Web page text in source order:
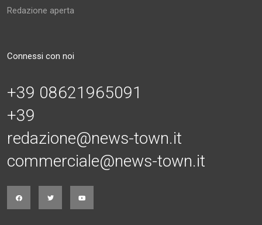
Redazione aperta
Connessi con noi
+39 08621965091
+39
redazione@news-town.it
commerciale@news-town.it